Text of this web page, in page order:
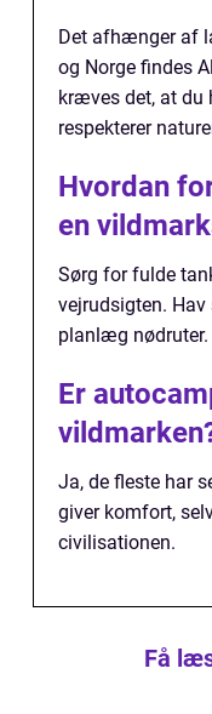
Det afhænger af
og Norge findes
kræves det, at du
respekterer
Hvordan
en
Sørg for fulde
vejrudsigten.
planlæg nødruter.
Er
Ja, de fleste har
giver komfort,
civilisationen.
Få